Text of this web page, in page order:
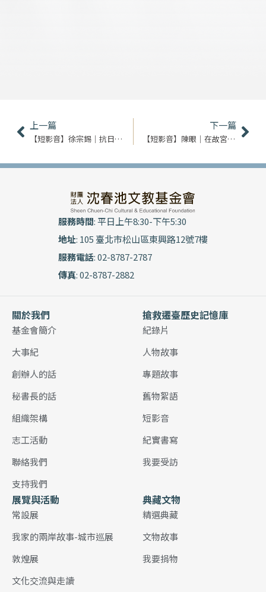
上一頁
上一篇
【短影音】徐宗錫｜抗日戰爭的記憶
下一篇
【短影音】陳眼｜在故宮的歲月
下
服務時間: 平日上午8:30-下午5:30
地址: 105 臺北市松山區東興路12號7樓
服務電話: 02-8787-2787
傳真: 02-8787-2882
關於我們
基金會簡介
大事紀
創辦人的話
秘書長的話
組織架構
志工活動
聯絡我們
支持我們
搶救遷臺歷史記憶庫
紀錄片
人物故事
專題故事
舊物絮語
短影音
紀實書寫
我要受訪
展覽與活動
常設展
我家的兩岸故事-城市巡展
敦煌展
文化交流與走讀
典藏文物
精選典藏
文物故事
我要捐物